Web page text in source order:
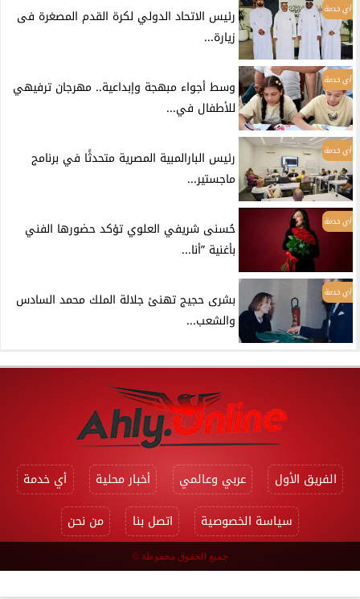
أي خدمة
رئيس الاتحاد الدولي لكرة القدم المصغرة فى
زيارة...
أي خدمة
وسط أجواء مبهجة وإبداعية.. مهرجان ترفيهي
للأطفال في...
أي خدمة
رئيس البارالمبية المصرية متحدثًا في برنامج
ماجستير...
أي خدمة
حُسنى شريفي العلوي تؤكد حضورها الفني
بأغنية ”أنا...
أي خدمة
بشرى حجيج تهنئ جلالة الملك محمد السادس
والشعب...
الفريق الأول عربي وعالمي أخبار محلية
أي خدمة
سياسة الخصوصية
اتصل بنا من نحن
جميع الحقوق محفوظة ©